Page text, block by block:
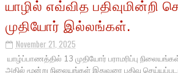
யாழில் எவ்வித பதிவுமின்றி
முதியோர் இல்லங்கள்.
November 21, 2025
யாழ்ப்பாணத்தில் 13 முதியோர் பராமரிப்பு
அதில் மூன்று நிலையங்கள் இதுவரை பதிவு